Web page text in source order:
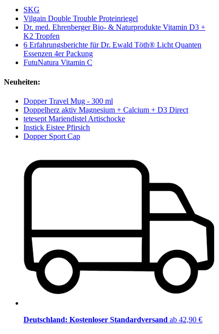
SKG
Vilgain Double Trouble Proteinriegel
Dr. med. Ehrenberger Bio- & Naturprodukte Vitamin D3 +
K2 Tropfen
6 Erfahrungsberichte für Dr. Ewald Töth® Licht Quanten
Essenzen 4er Packung
FutuNatura Vitamin C
Neuheiten:
Dopper Travel Mug - 300 ml
Doppelherz aktiv Magnesium + Calcium + D3 Direct
tetesept Mariendistel Artischocke
Instick Eistee Pfirsich
Dopper Sport Cap
Deutschland: Kostenloser Standardversand ab 42,90 €